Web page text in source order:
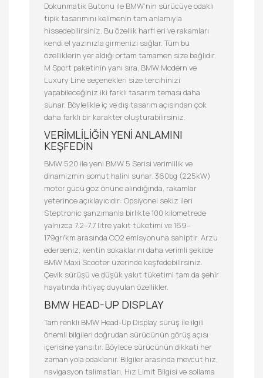
Dokunmatik Butonu ile BMW’nin sürücüye odaklı
tipik tasarımını kelimenin tam anlamıyla
hissedebilirsiniz. Bu özellik harfl eri ve rakamları
kendi el yazınızla girmenizi sağlar. Tüm bu
özelliklerin yer aldığı ortam tamamen size bağlıdır.
M Sport paketinin yanı sıra, BMW Modern ve
Luxury Line seçenekleri size tercihinizi
yapabileceğiniz iki farklı tasarım teması daha
sunar. Böylelikle iç ve dış tasarım açısından çok
daha farklı bir karakter oluşturabilirsiniz.
VERİMLİLİĞİN YENİ ANLAMINI
KEŞFEDİN
BMW 520 ile yeni BMW 5 Serisi verimlilik ve
dinamizmin somut halini sunar. 360bg (225kW)
motor gücü göz önüne alındığında, rakamlar
yeterince açıklayıcıdır: Opsiyonel sekiz ileri
Steptronic şanzımanla birlikte 100 kilometrede
yalnızca 7.2–7.7 litre yakıt tüketimi ve 169–
179gr/km arasında CO2 emisyonuna sahiptir. Arzu
ederseniz, kentin sokaklarını daha verimli şekilde
BMW Maxi Scooter üzerinde keşfedebilirsiniz.
Çevik sürüşü ve düşük yakıt tüketimi tam da şehir
hayatında ihtiyaç duyulan özellikler.
BMW HEAD-UP DISPLAY
Tam renkli BMW Head-Up Display sürüş ile ilgili
önemli bilgileri doğrudan sürücünün görüş açısı
içerisine yansıtır. Böylece sürücünün dikkati her
zaman yola odaklanır. Bilgiler arasında mevcut hız,
navigasyon talimatları, Hız Limit Bilgisi ve sollama